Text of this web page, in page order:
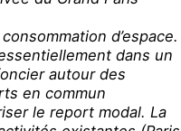
d’espace.
dans un
autour des
en commun
le report modal. La